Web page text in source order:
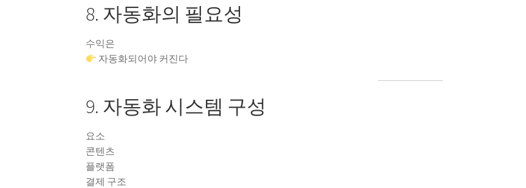
8. 자동화의 필요성
수익은
자동화되어야 커진다
9. 자동화 시스템 구성
요소
콘텐츠
플랫폼
결제 구조